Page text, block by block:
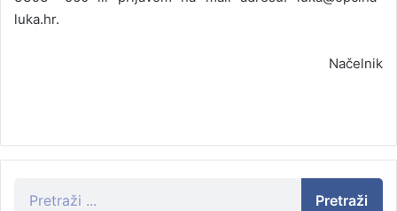
luka.hr.
Načelnik
Pretraži